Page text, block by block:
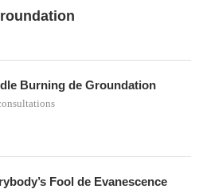
Burning de Groundation
Fool de Evanescence